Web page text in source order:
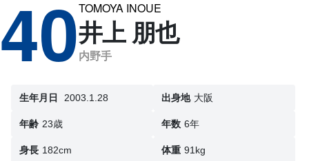
40TOMOYA INOUE
井上 朋也
内野手
生年月日 2003.1.28 出身地 大阪
年齢 23歳 年数 6年
身長 182cm 体重 91kg